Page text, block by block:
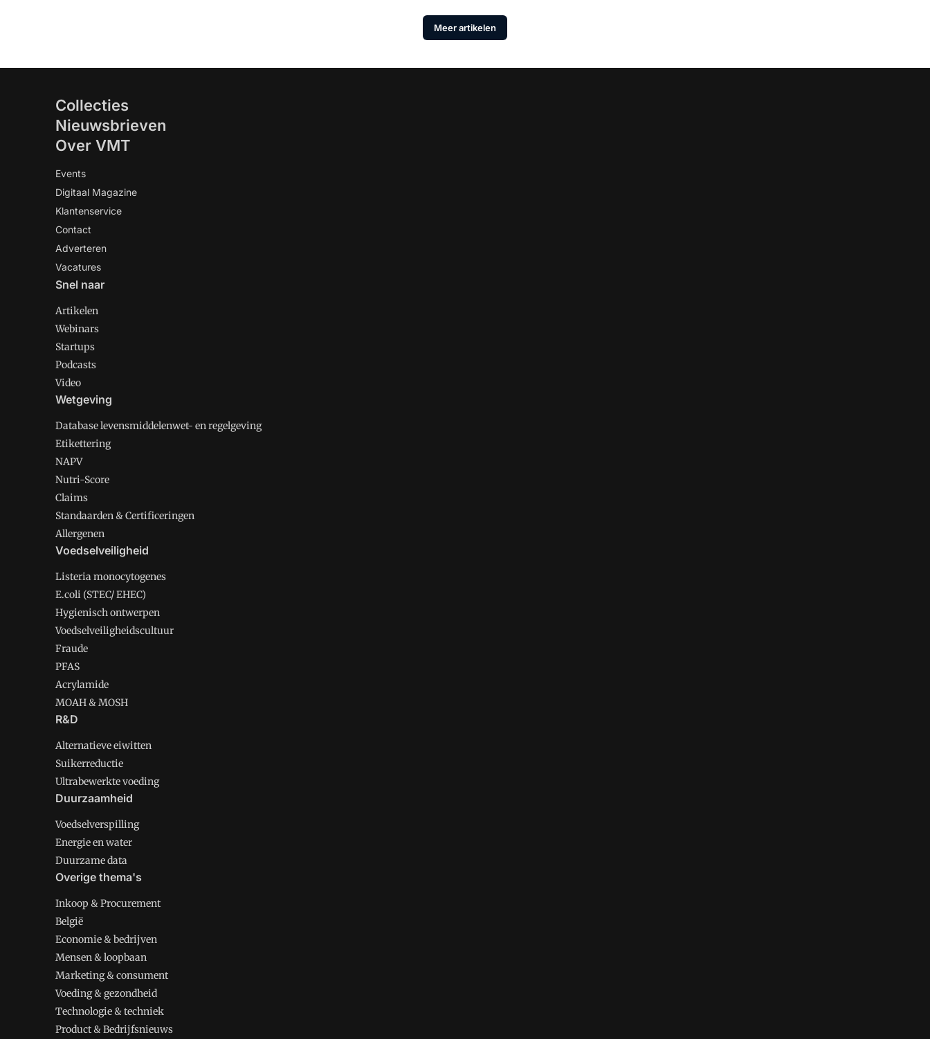
Meer artikelen
Collecties
Nieuwsbrieven
Over VMT
Events
Digitaal Magazine
Klantenservice
Contact
Adverteren
Vacatures
Snel naar
Artikelen
Webinars
Startups
Podcasts
Video
Wetgeving
Database levensmiddelenwet- en regelgeving
Etikettering
NAPV
Nutri-Score
Claims
Standaarden & Certificeringen
Allergenen
Voedselveiligheid
Listeria monocytogenes
E.coli (STEC/ EHEC)
Hygienisch ontwerpen
Voedselveiligheidscultuur
Fraude
PFAS
Acrylamide
MOAH & MOSH
R&D
Alternatieve eiwitten
Suikerreductie
Ultrabewerkte voeding
Duurzaamheid
Voedselverspilling
Energie en water
Duurzame data
Overige thema's
Inkoop & Procurement
België
Economie & bedrijven
Mensen & loopbaan
Marketing & consument
Voeding & gezondheid
Technologie & techniek
Product & Bedrijfsnieuws